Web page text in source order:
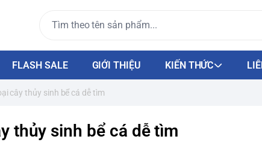
FLASH SALE GIỚI THIỆU KIẾN THỨC
cây thủy sinh bể cá dễ tìm
thủy sinh bể cá dễ tìm